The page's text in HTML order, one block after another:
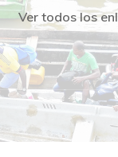
Ver todos los